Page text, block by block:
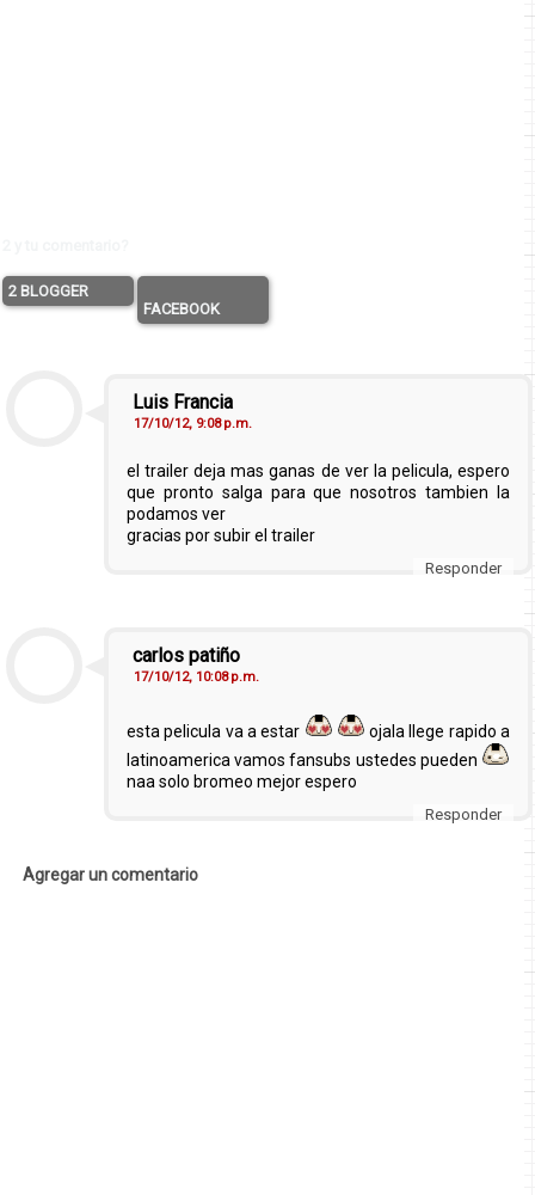
2 BLOGGER
FACEBOOK
Luis Francia
17/10/12, 9:08 p.m.
el trailer deja mas ganas de ver la pelicula, espero
que pronto salga para que nosotros tambien la
podamos ver
gracias por subir el trailer
Responder
carlos patiño
17/10/12, 10:08 p.m.
esta pelicula va a estar
ojala llege rapido a
latinoamerica vamos fansubs ustedes pueden
naa solo bromeo mejor espero
Responder
Agregar un comentario